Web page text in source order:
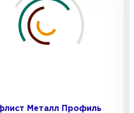
Металл Профиль